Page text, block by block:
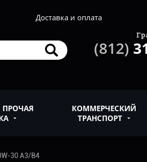
Доставка и оплата
(812)
ПРОЧАЯ
КОММЕРЧЕСКИЙ
ТРАНСПОРТ
30 A3/B4